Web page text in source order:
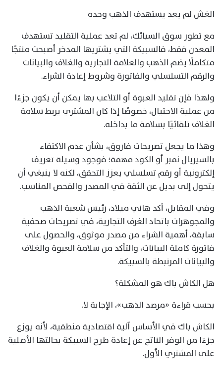
الغش لم يعد يستهدف الذهب وحده
مع تطور سوق السبائك، لم تعد عملية التقليد تستهدف
المعدن فقط، فالسبيكة التي يشتريها المدخر أصبحت منتجًا
متكاملًا يضم الذهب والعلامة التجارية والغلاف والبيانات
والرقم التسلسلي والفاتورة وشروط إعادة الشراء.
ولهذا فإن تقليد العبوة أو التلاعب بها يمكن أن يكون جزءًا
من عملية الاحتيال، خصوصًا إذا كان المشتري يربط سلامة
الغلاف تلقائيًا بسلامة ما بداخله.
وهذا ما يجعل تصريحات فاروق، بشأن عدم الاكتفاء
بالسيريال نمبر أو الكود مهمة؛ فوجود وسيلة تعريف
إلكترونية أو رقم تسلسلي يعزز التحقق، لكنه لا ينبغي أن
يتحول إلى بديل عن الثقة في المصدر والفحص المناسب.
وفي المقابل، أكد هاني ميلاد، رئيس شعبة الذهب
والمجوهرات باتحاد الغرف التجارية، في تصريحات صحفية
سابقة، أهمية الشراء من مصدر موثوق، والحصول على
فاتورة كاملة البيانات، والتأكد من سلامة العبوة والغلاف
والبيانات المرتبطة بالسبيكة.
هل الكاش باك هو المشكلة؟
بحسب قراءة «مرصد الذهب»، الإجابة لا.
الكاش باك في الأساس آلية اقتصادية منطقية، لأنه يوزع
جزءًا من الوفر الناتج عن إعادة طرح السبيكة بحالتها الأصلية
على المشتري الأول.